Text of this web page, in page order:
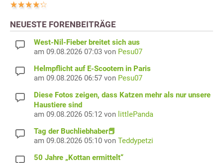
NEUESTE FORENBEITRÄGE
West-Nil-Fieber breitet sich aus
am 09.08.2026 07:03 von Pesu07
Helmpflicht auf E-Scootern in Paris
am 09.08.2026 06:57 von Pesu07
Diese Fotos zeigen, dass Katzen mehr als nur unsere
Haustiere sind
am 09.08.2026 05:12 von littlePanda
Tag der Buchliebhaber📕
am 09.08.2026 05:10 von Teddypetzi
50 Jahre „Kottan ermittelt“